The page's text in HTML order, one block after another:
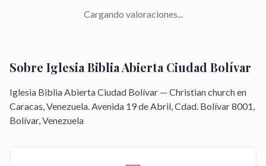
Cargando valoraciones...
Sobre Iglesia Biblia Abierta Ciudad Bolívar
Iglesia Biblia Abierta Ciudad Bolívar — Christian church en
Caracas, Venezuela. Avenida 19 de Abril, Cdad. Bolívar 8001,
Bolívar, Venezuela